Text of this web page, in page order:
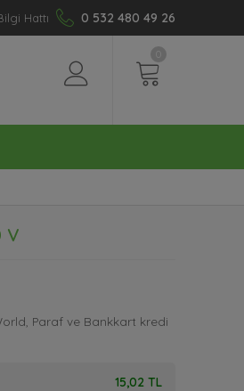
0 532 480 49 26
Hattı
V
Paraf ve Bankkart kredi
15,02 TL